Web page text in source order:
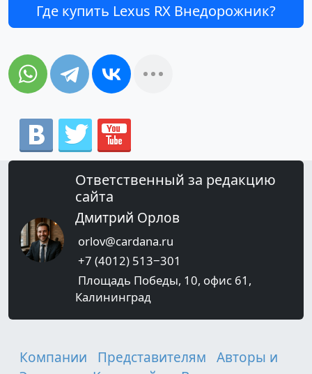
Где купить Lexus RX Внедорожник?
Ответственный за редакцию
сайта
Дмитрий Орлов
orlov@cardana.ru
+7 (4012) 513‒301
Площадь Победы, 10, офис 61,
Калининград
Компании Представителям
Авторы и